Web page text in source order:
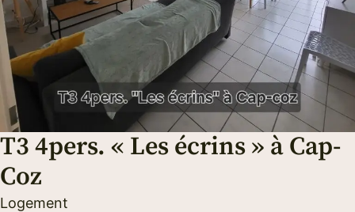
T3 4pers. « Les écrins » à Cap-
Coz
Logement